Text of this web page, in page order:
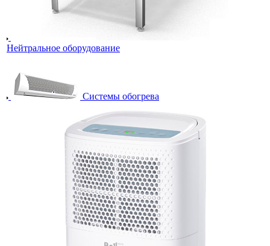
Нейтральное оборудование
Системы обогрева